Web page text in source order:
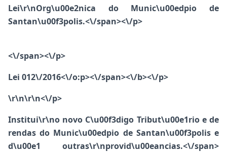
Lei\r\nOrg\u00e2nica do Munic\u00edpio de
Santan\u00f3polis.<\/span><\/p>
<\/span><\/p>
Lei 012\/2016<\/o:p><\/span><\/b><\/p>
\r\n\r\n<\/p>
Institui\r\no novo C\u00f3digo Tribut\u00e1rio e de
rendas do Munic\u00edpio de Santan\u00f3polis e
d\u00e1 outras\r\nprovid\u00eancias.<\/span>